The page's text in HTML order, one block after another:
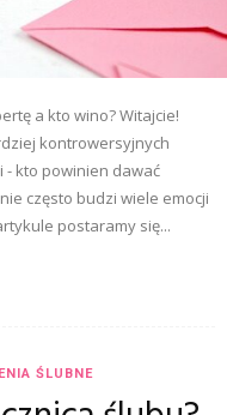
a kto wino? Witajcie!
kontrowersyjnych
- kto powinien dawać
często budzi wiele emocji
postaramy się...
ŚLUBNE